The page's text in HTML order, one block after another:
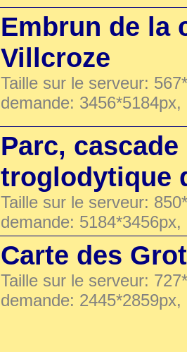
Embrun de la
Villcroze
Taille sur le serveur:
demande:
Parc,
troglodytique
Taille sur le serveur:
demande:
Carte des
Taille sur le serveur:
demande: